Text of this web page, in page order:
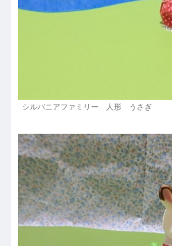
シルバニアファミリー 人形 うさぎ